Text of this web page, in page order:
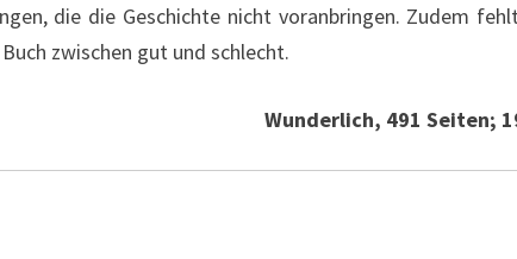
die die Geschichte nicht voranbringen. Zudem
zwischen gut und schlecht.
Wunderlich, 491 Seiten;